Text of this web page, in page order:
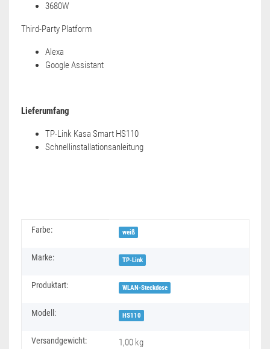
3680W
Third-Party Platform
Alexa
Google Assistant
Lieferumfang
TP-Link Kasa Smart HS110
Schnellinstallationsanleitung
Produkteigenschaft
Wert
Farbe: weiß
Marke: TP-Link
Produktart: WLAN-Steckdose
Modell: HS110
Versandgewicht: 1,00 kg